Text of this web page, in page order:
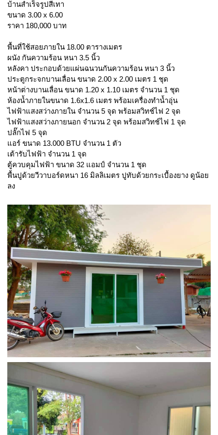
บ้านสำเร็จรูปสีเทา
ขนาด 3.00 x 6.00
ราคา 180,000 บาท
พื้นที่ใช้สอยภายใน 18.00 ตารางเมตร
ผนัง กันความร้อน หนา 3.5 นิ้ว
หลังคา ประกอบด้วยแผ่นฉนวนกันความร้อน หนา 3 นิ้ว
ประตูกระจกบานเลื่อน ขนาด 2.00 x 2.00 เมตร 1 ชุด
หน้าต่างบานเลื่อน ขนาด 1.20 x 1.10 เมตร จำนวน 1 ชุด
ห้องน้ำภายในขนาด 1.6x1.6 เมตร พร้อมเครื่องทำน้ำอุ่น
ไฟฟ้าแสงสว่างภายใน จำนวน 5 จุด พร้อมสวิทช์ไฟ 2 จุด
ไฟฟ้าแสงสว่างภายนอก จำนวน 2 จุด พร้อมสวิทช์ไฟ 1 จุด
ปลั๊กไฟ 5 จุด
แอร์ ขนาด 13.000 BTU จำนวน 1 ตัว
เต้ารับไฟฟ้า จำนวน 1 จุด
ตู้ควบคุมไฟฟ้า ขนาด 32 แอมป์ จำนวน 1 ชุด
พื้นปูด้วยวีวาบอร์ดหนา 16 มิลลิเมตร ปูทับด้วยกระเบื้องยาง ดูน้อย
ลง